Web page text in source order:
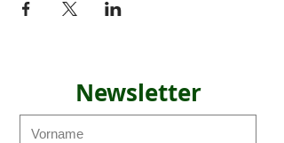
Newsletter